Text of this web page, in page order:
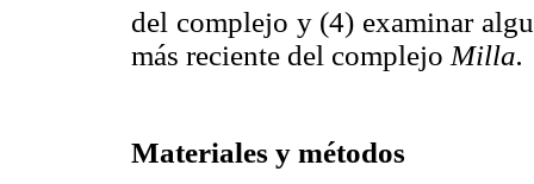
del complejo y (4) examinar
más reciente del complejo Milla.
Materiales y métodos